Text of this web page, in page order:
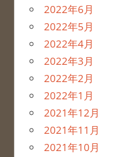
2022年6月
2022年5月
2022年4月
2022年3月
2022年2月
2022年1月
2021年12月
2021年11月
2021年10月